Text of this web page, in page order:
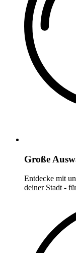
Große
Entdecke mit
deiner Stadt -